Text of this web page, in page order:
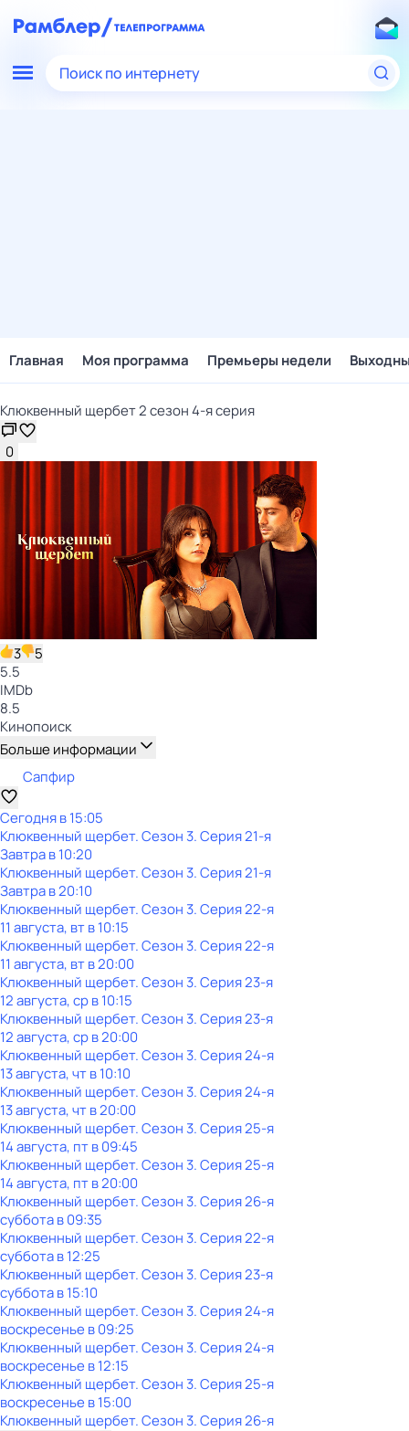
Поиск по интернету
Главная Моя программа Премьеры недели
Клюквенный щербет 2 сезон 4-я серия
0
3
5
5.5
IMDb
8.5
Кинопоиск
Больше информации
Сапфир
Сегодня в 15:05
Клюквенный щербет. Сезон 3. Серия 21-я
Завтра в 10:20
Клюквенный щербет. Сезон 3. Серия 21-я
Завтра в 20:10
Клюквенный щербет. Сезон 3. Серия 22-я
11 августа, вт в 10:15
Клюквенный щербет. Сезон 3. Серия 22-я
11 августа, вт в 20:00
Клюквенный щербет. Сезон 3. Серия 23-я
12 августа, ср в 10:15
Клюквенный щербет. Сезон 3. Серия 23-я
12 августа, ср в 20:00
Клюквенный щербет. Сезон 3. Серия 24-я
13 августа, чт в 10:10
Клюквенный щербет. Сезон 3. Серия 24-я
13 августа, чт в 20:00
Клюквенный щербет. Сезон 3. Серия 25-я
14 августа, пт в 09:45
Клюквенный щербет. Сезон 3. Серия 25-я
14 августа, пт в 20:00
Клюквенный щербет. Сезон 3. Серия 26-я
субботав09:35
Клюквенный щербет. Сезон 3. Серия 22-я
субботав12:25
Клюквенный щербет. Сезон 3. Серия 23-я
субботав15:10
Клюквенный щербет. Сезон 3. Серия 24-я
воскресенье в09:25
Клюквенный щербет. Сезон 3. Серия 24-я
воскресенье в12:15
Клюквенный щербет. Сезон 3. Серия 25-я
воскресенье в15:00
Клюквенный щербет. Сезон 3. Серия 26-я